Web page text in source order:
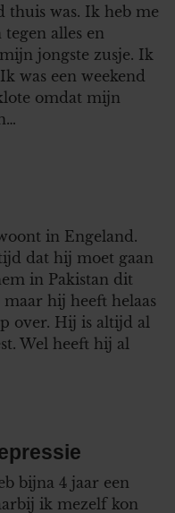
thuis was. Ik heb me
alles en
jongste zusje. Ik
was een weekend
omdat mijn
in Engeland.
dat hij moet gaan
in Pakistan dit
hij heeft helaas
over. Hij is altijd al
Wel heeft hij al
bijna 4 jaar een
ik mezelf kon